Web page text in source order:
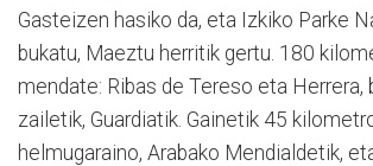
Gasteizen hasiko da, eta Izkiko Parke
bukatu, Maeztu herritik gertu. 180
mendate: Ribas de Tereso eta Herrera,
zailetik, Guardiatik. Gainetik 45
helmugaraino, Arabako Mendialdetik,